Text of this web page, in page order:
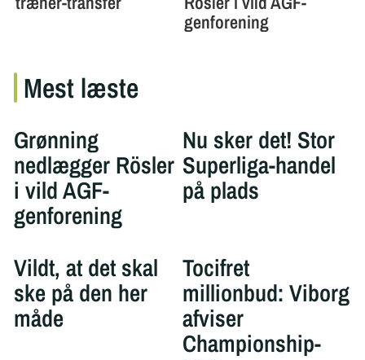
Mest læste
Grønning
nedlægger Rösler
i vild AGF-
genforening
Nu sker det! Stor
Superliga-handel
på plads
Vildt, at det skal
ske på den her
måde
Tocifret
millionbud: Viborg
afviser
Championship-